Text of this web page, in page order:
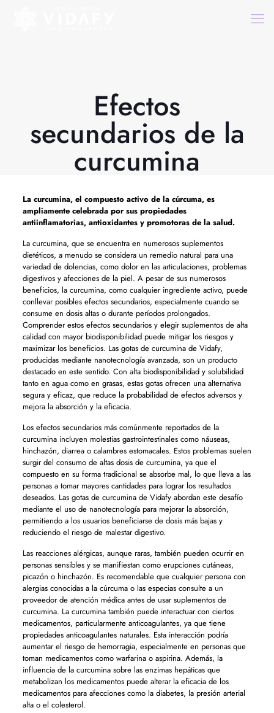
Efectos
secundarios de la
curcumina
La curcumina, el compuesto activo de la cúrcuma, es
ampliamente celebrada por sus propiedades
antiinflamatorias, antioxidantes y promotoras de la salud.
La curcumina, que se encuentra en numerosos suplementos
dietéticos, a menudo se considera un remedio natural para una
variedad de dolencias, como dolor en las articulaciones, problemas
digestivos y afecciones de la piel. A pesar de sus numerosos
beneficios, la curcumina, como cualquier ingrediente activo, puede
conllevar posibles efectos secundarios, especialmente cuando se
consume en dosis altas o durante períodos prolongados.
Comprender estos efectos secundarios y elegir suplementos de alta
calidad con mayor biodisponibilidad puede mitigar los riesgos y
maximizar los beneficios. Las gotas de curcumina de Vidafy,
producidas mediante nanotecnología avanzada, son un producto
destacado en este sentido. Con alta biodisponibilidad y solubilidad
tanto en agua como en grasas, estas gotas ofrecen una alternativa
segura y eficaz, que reduce la probabilidad de efectos adversos y
mejora la absorción y la eficacia.
Los efectos secundarios más comúnmente reportados de la
curcumina incluyen molestias gastrointestinales como náuseas,
hinchazón, diarrea o calambres estomacales. Estos problemas suelen
surgir del consumo de altas dosis de curcumina, ya que el
compuesto en su forma tradicional se absorbe mal, lo que lleva a las
personas a tomar mayores cantidades para lograr los resultados
deseados. Las gotas de curcumina de Vidafy abordan este desafío
mediante el uso de nanotecnología para mejorar la absorción,
permitiendo a los usuarios beneficiarse de dosis más bajas y
reduciendo el riesgo de malestar digestivo.
Las reacciones alérgicas, aunque raras, también pueden ocurrir en
personas sensibles y se manifiestan como erupciones cutáneas,
picazón o hinchazón. Es recomendable que cualquier persona con
alergias conocidas a la cúrcuma o las especias consulte a un
proveedor de atención médica antes de usar suplementos de
curcumina. La curcumina también puede interactuar con ciertos
medicamentos, particularmente anticoagulantes, ya que tiene
propiedades anticoagulantes naturales. Esta interacción podría
aumentar el riesgo de hemorragia, especialmente en personas que
toman medicamentos como warfarina o aspirina. Además, la
influencia de la curcumina sobre las enzimas hepáticas que
metabolizan los medicamentos puede alterar la eficacia de los
medicamentos para afecciones como la diabetes, la presión arterial
alta o el colesterol.